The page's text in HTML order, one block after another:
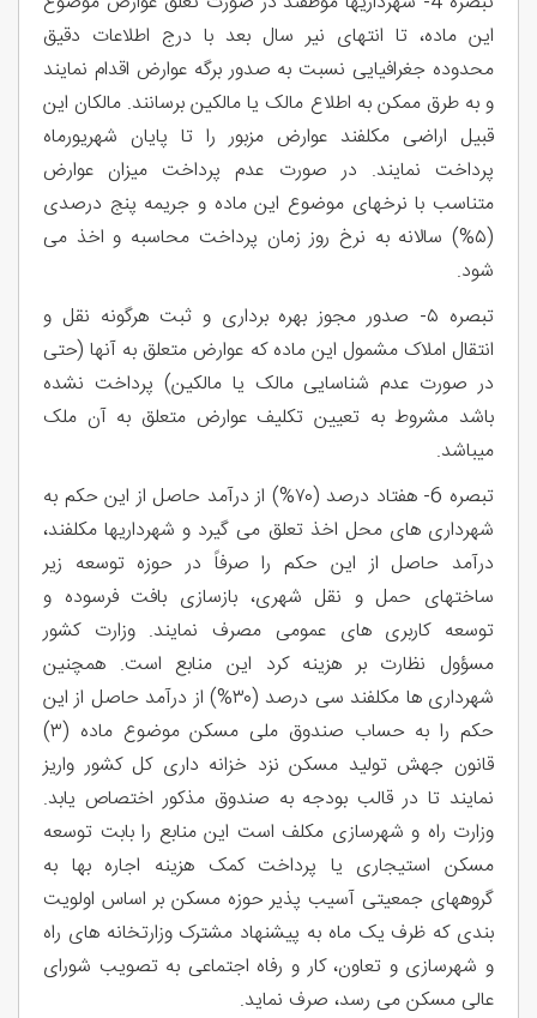
این ماده، تا انتهای نیر سال بعد با درج اطلاعات دقیق
محدوده جغرافیایی نسبت به صدور برگه عوارض اقدام نمایند
و به طرق ممکن به اطلاع مالک یا مالکین برسانند. مالکان این
قبیل اراضی مکلفند عوارض مزبور را تا پایان شهریورماه
پرداخت نمایند. در صورت عدم پرداخت میزان عوارض
متناسب با نرخهای موضوع این ماده و جریمه پنج درصدی
(۵%) سالانه به نرخ روز زمان پرداخت محاسبه و اخذ می
شود.
تبصره ۵- صدور مجوز بهره برداری و ثبت هرگونه نقل و
انتقال املاک مشمول این ماده که عوارض متعلق به آنها (حتی
در صورت عدم شناسایی مالک یا مالکین) پرداخت نشده
باشد مشروط به تعیین تکليف عوارض متعلق به آن ملک
میباشد.
تبصره 6- هفتاد درصد (۷۰%) از درآمد حاصل از این حکم به
شهرداری های محل اخذ تعلق می گیرد و شهرداریها مکلفند،
درآمد حاصل از این حکم را صرفاً در حوزه توسعه زیر
ساختهای حمل و نقل شهری، بازسازی بافت فرسوده و
توسعه کاربری های عمومی مصرف نمایند. وزارت کشور
مسؤول نظارت بر هزینه کرد این منابع است. همچنین
شهرداری ها مکلفند سی درصد (۳۰%) از درآمد حاصل از این
حکم را به حساب صندوق ملی مسکن موضوع ماده (۳)
قانون جهش تولید مسکن نزد خزانه داری کل کشور واریز
نمایند تا در قالب بودجه به صندوق مذکور اختصاص یابد.
وزارت راه و شهرسازی مکلف است این منابع را بابت توسعه
مسکن استیجاری یا پرداخت کمک هزینه اجاره بها به
گروههای جمعیتی آسیب پذیر حوزه مسکن بر اساس اولویت
بندی که ظرف یک ماه به پیشنهاد مشترک وزارتخانه های راه
و شهرسازی و تعاون، کار و رفاه اجتماعی به تصویب شورای
عالی مسکن می رسد، صرف نماید.